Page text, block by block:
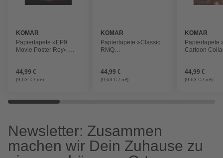
KOMAR
Papiertapete »EP9
Movie Poster Rey«,
44,99 €
(9,63 € / m²)
KOMAR
Papiertapete »Classic
RMQ
Kleister
44,99 €
(9,63 € / m²)
KOMAR
Papiertapete
Cartoon
44,99 €
(9,63 € / m²)
Newsletter: Zusammen
machen wir Dein Zuhause zu